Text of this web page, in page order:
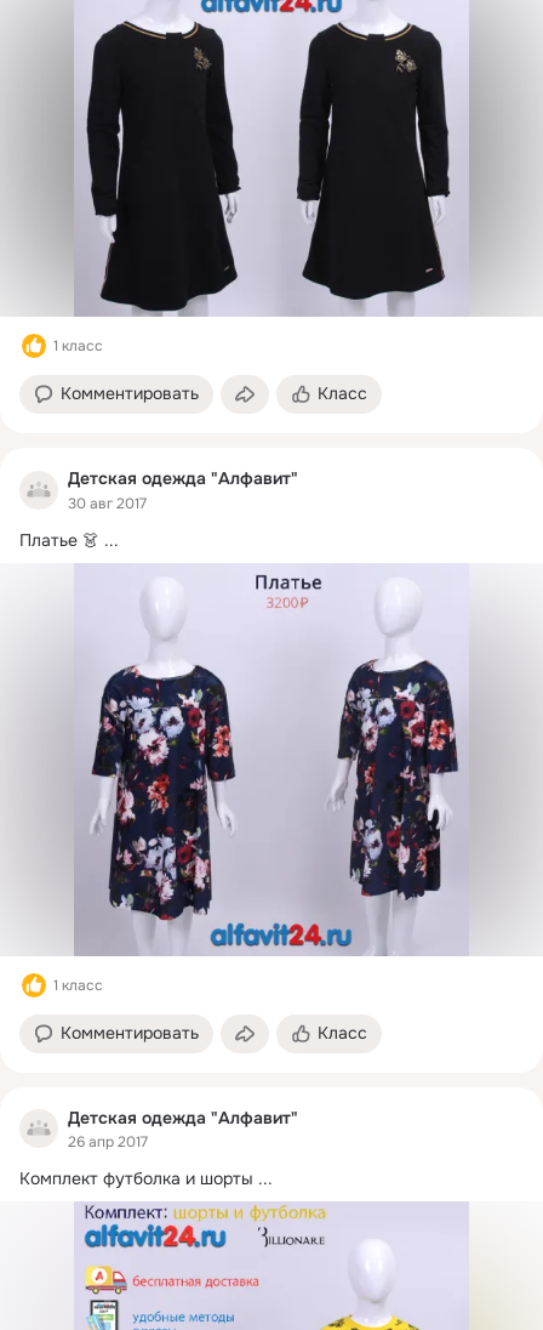
1 класс
Комментировать Класс
Детская одежда "Алфавит"
30 авг 2017
Платье 👗 ...
1 класс
Комментировать Класс
Детская одежда "Алфавит"
26 апр 2017
Комплект футболка и шорты ...